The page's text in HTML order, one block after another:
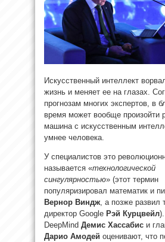
Искусственный интеллект
жизнь и меняет ее на глазах.
прогнозам многих экспертов, в
время может вообще произойти
машина с искусственным
умнее человека.
У специалистов это
называется «технологической
сингулярностью» (этот термин
популяризировал математик и
Вернор Виндж , а позже развил
директор Google Рэй Курцвейл
DeepMind Демис Хассабис и
Дарио Амодей оценивают, что